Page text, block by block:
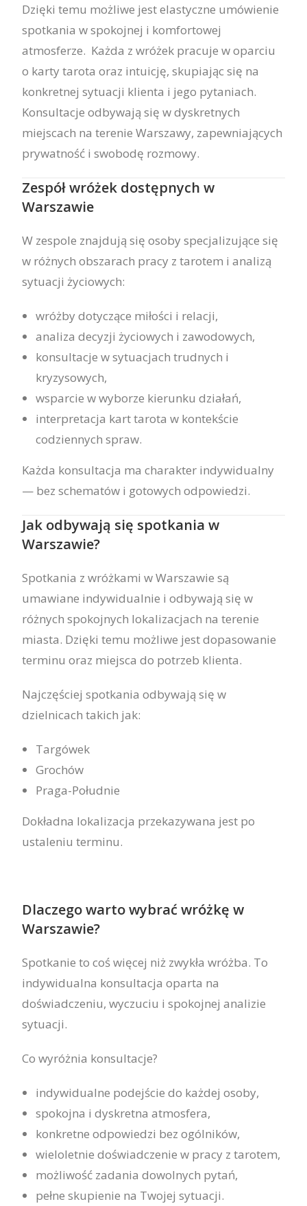
Dzięki temu możliwe jest elastyczne umówienie
spotkania w spokojnej i komfortowej
atmosferze. Każda z wróżek pracuje w oparciu
o karty tarota oraz intuicję, skupiając się na
konkretnej sytuacji klienta i jego pytaniach.
Konsultacje odbywają się w dyskretnych
miejscach na terenie Warszawy, zapewniających
prywatność i swobodę rozmowy.
Zespół wróżek dostępnych w
Warszawie
W zespole znajdują się osoby specjalizujące się
w różnych obszarach pracy z tarotem i analizą
sytuacji życiowych:
wróżby dotyczące miłości i relacji,
analiza decyzji życiowych i zawodowych,
konsultacje w sytuacjach trudnych i
kryzysowych,
wsparcie w wyborze kierunku działań,
interpretacja kart tarota w kontekście
codziennych spraw.
Każda konsultacja ma charakter indywidualny
— bez schematów i gotowych odpowiedzi.
Jak odbywają się spotkania w
Warszawie?
Spotkania z wróżkami w Warszawie są
umawiane indywidualnie i odbywają się w
różnych spokojnych lokalizacjach na terenie
miasta. Dzięki temu możliwe jest dopasowanie
terminu oraz miejsca do potrzeb klienta.
Najczęściej spotkania odbywają się w
dzielnicach takich jak:
Targówek
Grochów
Praga-Południe
Dokładna lokalizacja przekazywana jest po
ustaleniu terminu.
Dlaczego warto wybrać wróżkę w
Warszawie?
Spotkanie to coś więcej niż zwykła wróżba. To
indywidualna konsultacja oparta na
doświadczeniu, wyczuciu i spokojnej analizie
sytuacji.
Co wyróżnia konsultacje?
indywidualne podejście do każdej osoby,
spokojna i dyskretna atmosfera,
konkretne odpowiedzi bez ogólników,
wieloletnie doświadczenie w pracy z tarotem,
możliwość zadania dowolnych pytań,
pełne skupienie na Twojej sytuacji.